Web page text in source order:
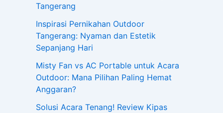
Tangerang
Inspirasi Pernikahan Outdoor
Tangerang: Nyaman dan Estetik
Sepanjang Hari
Misty Fan vs AC Portable untuk Acara
Outdoor: Mana Pilihan Paling Hemat
Anggaran?
Solusi Acara Tenang! Review Kipas